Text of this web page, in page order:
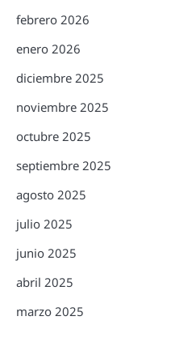
febrero 2026
enero 2026
diciembre 2025
noviembre 2025
octubre 2025
septiembre 2025
agosto 2025
julio 2025
junio 2025
abril 2025
marzo 2025